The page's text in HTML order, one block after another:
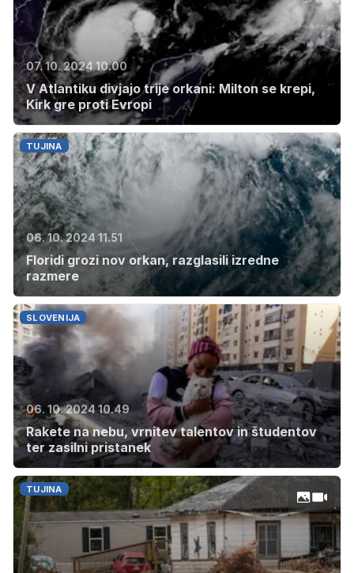
07. 10. 2024 10.00
V Atlantiku divjajo trije orkani: Milton se krepi,
Kirk gre proti Evropi
TUJINA
06. 10. 2024 11.51
Floridi grozi nov orkan, razglasili izredne
razmere
SLOVENIJA
06. 10. 2024 10.49
Rakete na nebu, vrnitev talentov in študentov
ter zasilni pristanek
TUJINA